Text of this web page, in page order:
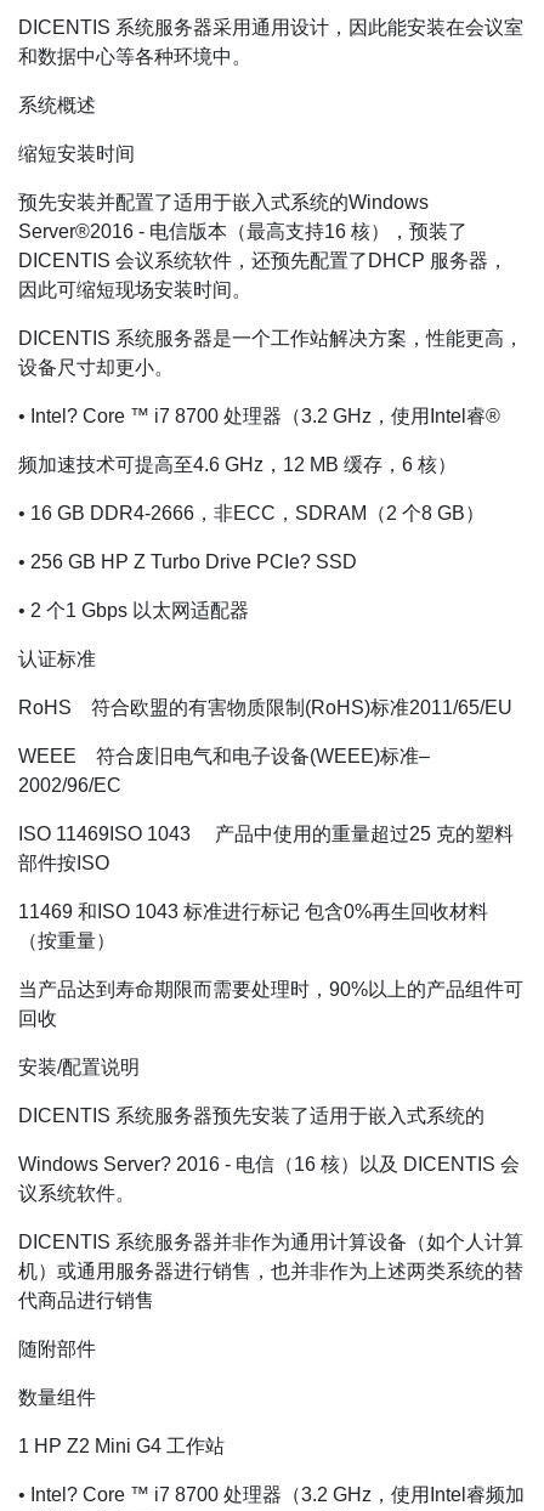
DICENTIS 系统服务器采用通用设计，因此能安装在会议室
和数据中心等各种环境中。
系统概述
缩短安装时间
预先安装并配置了适用于嵌入式系统的Windows
Server®2016 - 电信版本（最高支持16 核），预装了
DICENTIS 会议系统软件，还预先配置了DHCP 服务器，
因此可缩短现场安装时间。
DICENTIS 系统服务器是一个工作站解决方案，性能更高，
设备尺寸却更小。
• Intel? Core ™ i7 8700 处理器（3.2 GHz，使用Intel睿®
频加速技术可提高至4.6 GHz，12 MB 缓存，6 核）
• 16 GB DDR4-2666，非ECC，SDRAM（2 个8 GB）
• 256 GB HP Z Turbo Drive PCIe? SSD
• 2 个1 Gbps 以太网适配器
认证标准
RoHS 符合欧盟的有害物质限制(RoHS)标准2011/65/EU
WEEE 符合废旧电气和电子设备(WEEE)标准–
2002/96/EC
ISO 11469ISO 1043 产品中使用的重量超过25 克的塑料
部件按ISO
11469 和ISO 1043 标准进行标记 包含0%再生回收材料
（按重量）
当产品达到寿命期限而需要处理时，90%以上的产品组件可
回收
安装/配置说明
DICENTIS 系统服务器预先安装了适用于嵌入式系统的
Windows Server? 2016 - 电信（16 核）以及 DICENTIS 会
议系统软件。
DICENTIS 系统服务器并非作为通用计算设备（如个人计算
机）或通用服务器进行销售，也并非作为上述两类系统的替
代商品进行销售
随附部件
数量组件
1 HP Z2 Mini G4 工作站
• Intel? Core ™ i7 8700 处理器（3.2 GHz，使用Intel睿频加